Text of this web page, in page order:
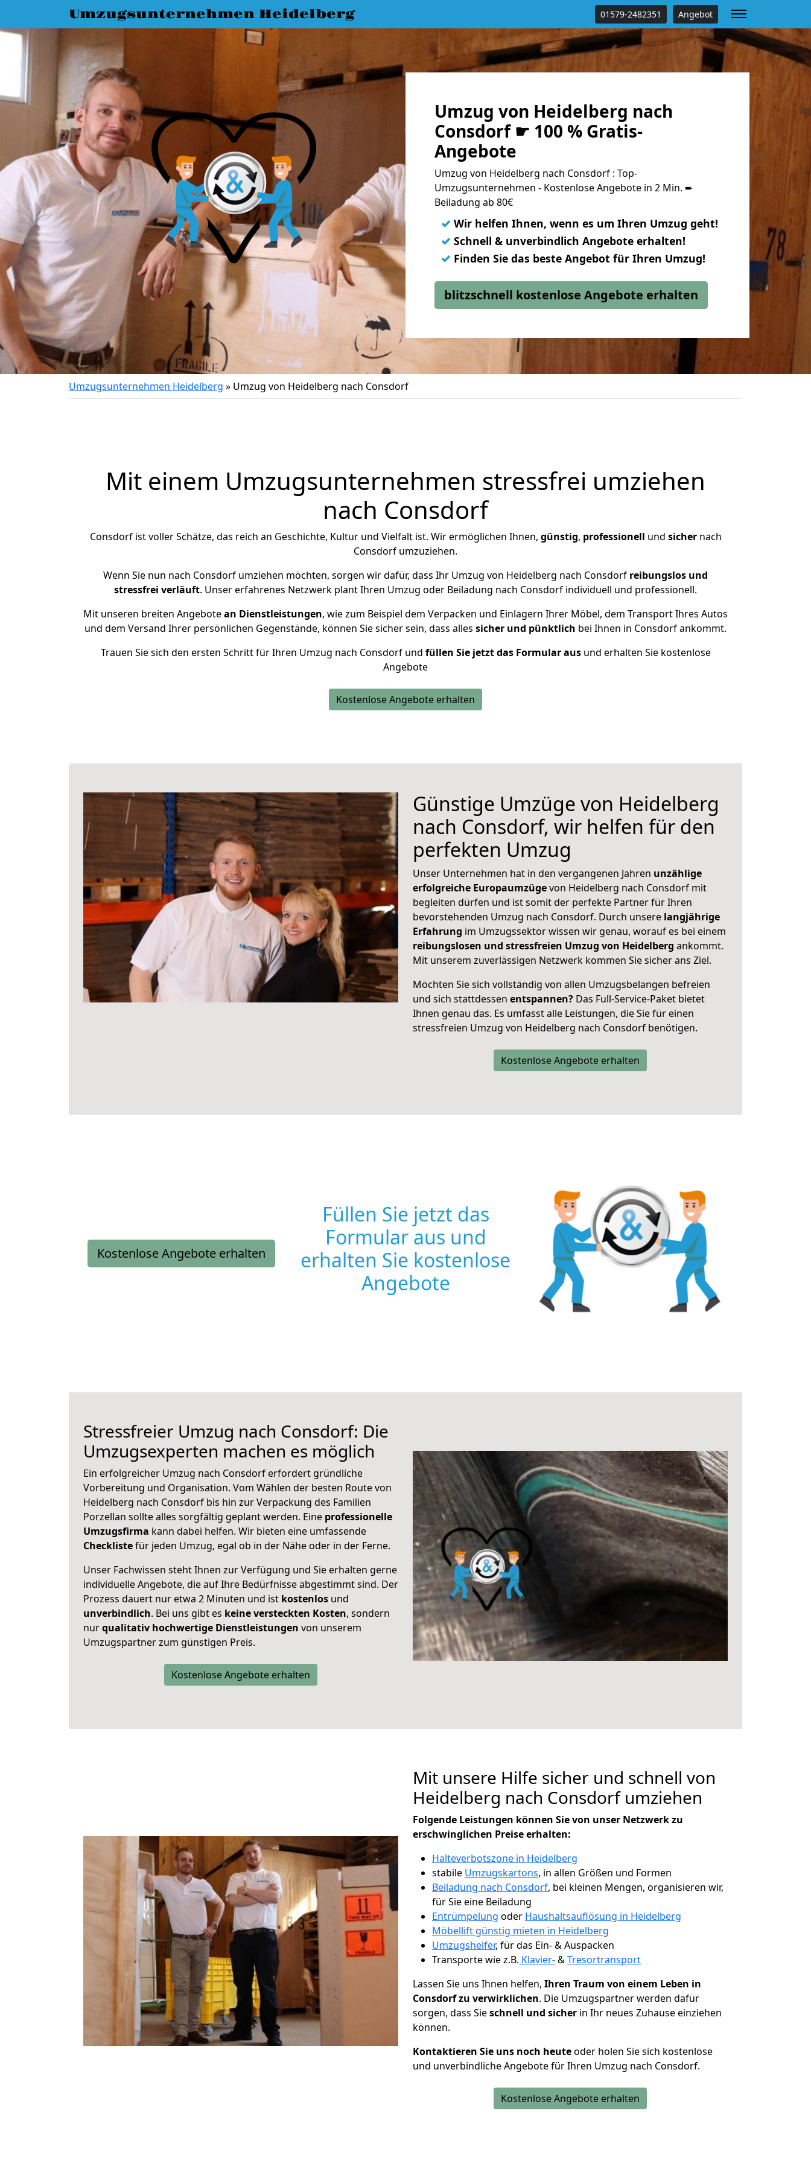
Umzugsunternehmen Heidelberg 01579-2482351 Angebot
Umzug von Heidelberg nach
Consdorf ☛ 100 % Gratis-
Angebote
Umzug von Heidelberg nach Consdorf : Top-
Umzugsunternehmen - Kostenlose Angebote in 2 Min. ➨
Beiladung ab 80€
✓ Wir helfen Ihnen, wenn es um Ihren Umzug geht!
✓ Schnell & unverbindlich Angebote erhalten!
✓ Finden Sie das beste Angebot für Ihren Umzug!
blitzschnell kostenlose Angebote erhalten
Umzugsunternehmen Heidelberg » Umzug von Heidelberg nach Consdorf
Mit einem Umzugsunternehmen stressfrei umziehen
nach Consdorf
Consdorf ist voller Schätze, das reich an Geschichte, Kultur und Vielfalt ist. Wir ermöglichen Ihnen, günstig, professionell und sichernach
Consdorf umzuziehen.
Wenn Sie nun nach Consdorf umziehen möchten, sorgen wir dafür, dass Ihr Umzug von Heidelberg nach Consdorf reibungslos und
stressfrei verläuft. Unser erfahrenes Netzwerk plant Ihren Umzug oder Beiladung nach Consdorf individuell und professionell.
Mit unseren breiten Angebotean Dienstleistungen, wie zum Beispiel dem Verpacken und Einlagern Ihrer Möbel, dem Transport Ihres Autos
und dem Versand Ihrer persönlichen Gegenstände, können Sie sicher sein, dass alles sicher und pünktlich bei Ihnen in Consdorf ankommt.
Trauen Sie sich den ersten Schritt für Ihren Umzug nach Consdorf und füllen Sie jetzt das Formular ausund erhalten Sie kostenlose
Angebote
Kostenlose Angebote erhalten
Günstige Umzüge von Heidelberg
nach Consdorf, wir helfen für den
perfekten Umzug
Unser Unternehmen hat in den vergangenen Jahren unzählige
erfolgreiche Europaumzügevon Heidelberg nach Consdorf mit
begleiten dürfen und ist somit der perfekte Partner für Ihren
bevorstehenden Umzug nach Consdorf. Durch unsere langjährige
Erfahrung im Umzugssektor wissen wir genau, worauf es bei einem
reibungslosen und stressfreien Umzug von Heidelberg ankommt.
Mit unserem zuverlässigen Netzwerk kommen Sie sicher ans Ziel.
Möchten Sie sich vollständig von allen Umzugsbelangen befreien
und sich stattdessen entspannen? Das Full-Service-Paket bietet
Ihnen genau das. Es umfasst alle Leistungen, die Sie für einen
stressfreien Umzug von Heidelberg nach Consdorf benötigen.
Kostenlose Angebote erhalten
Kostenlose Angebote erhalten
Füllen Sie jetzt das
Formular aus und
erhalten Sie kostenlose
Angebote
Stressfreier Umzug nach Consdorf: Die
Umzugsexperten machen es möglich
Ein erfolgreicher Umzug nach Consdorf erfordert gründliche
Vorbereitung und Organisation. Vom Wählen der besten Route von
Heidelberg nach Consdorf bis hin zur Verpackung des Familien
Porzellan sollte alles sorgfältig geplant werden. Eine professionelle
Umzugsfirma kann dabei helfen. Wir bieten eine umfassende
Checklistefür jeden Umzug, egal ob in der Nähe oder in der Ferne.
Unser Fachwissen steht Ihnen zur Verfügung und Sie erhalten gerne
individuelle Angebote, die auf Ihre Bedürfnisse abgestimmt sind. Der
Prozess dauert nur etwa 2 Minuten und ist kostenlos und
unverbindlich. Bei uns gibt es keine versteckten Kosten, sondern
nurqualitativ hochwertige Dienstleistungen von unserem
Umzugspartner zum günstigen Preis.
Kostenlose Angebote erhalten
Mit unsere Hilfe sicher und schnell von
Heidelberg nach Consdorf umziehen
Folgende Leistungen können Sie von unser Netzwerk zu
erschwinglichen Preise erhalten:
Halteverbotszone in Heidelberg
stabile Umzugskartons, in allen Größen und Formen
Beiladung nach Consdorf, bei kleinen Mengen, organisieren wir,
für Sie eine Beiladung
Entrümpelung oder Haushaltsauflösung in Heidelberg
Möbellift günstig mieten in Heidelberg
Umzugshelfer, für das Ein- & Auspacken
Transporte wie z.B. Klavier-&Tresortransport
Lassen Sie uns Ihnen helfen, Ihren Traum von einem Leben in
Consdorf zu verwirklichen. Die Umzugspartner werden dafür
sorgen, dass Sieschnell und sicher in Ihr neues Zuhause einziehen
können.
Kontaktieren Sie uns noch heuteoder holen Sie sich kostenlose
und unverbindliche Angebote für Ihren Umzug nach Consdorf.
Kostenlose Angebote erhalten